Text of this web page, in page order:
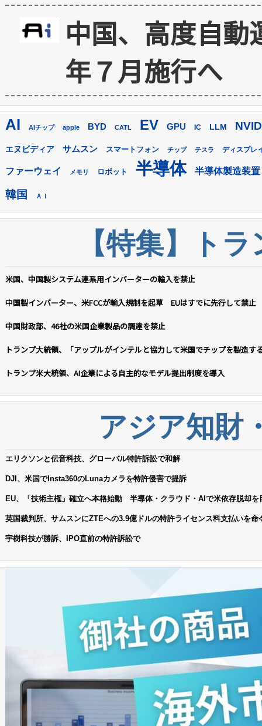
中国、高度自
年７月施行へ
AI AIチップ apple BYD CATL EV GPU IC LLM
エヌビディア サムスン スマートフォン チップ テスラ ディスプレ
ファーウェイ メモリ ロボット 半導体 半導体製造装置
韓国 ＡＩ
【特集】ト
米国、中国製システム連系用インバーターの輸入を禁止
中国製インバーター、米FCCが輸入規制を起草 EUはすでに先行して禁止
中国財政部、46社の米国企業製品の調達を禁止
トランプ大統領、「アップルがインテルと協力して米国でチップを製造す
トランプ米大統領、AI企業による自主的なモデル提出制度を導入
アジア知財
エリクソンと伝音科技、グローバル特許訴訟で和解
DJI、米国でInsta360のLunaカメラを特許侵害で提訴
EU、「技術主権」確立へ本格始動 半導体・クラウド・AIで米依存脱却を
英国裁判所、サムスンにZTEへの3.9億ドルの特許ライセンス料支払いを命
宇樹科技が勝訴、IPO直前の特許訴訟で